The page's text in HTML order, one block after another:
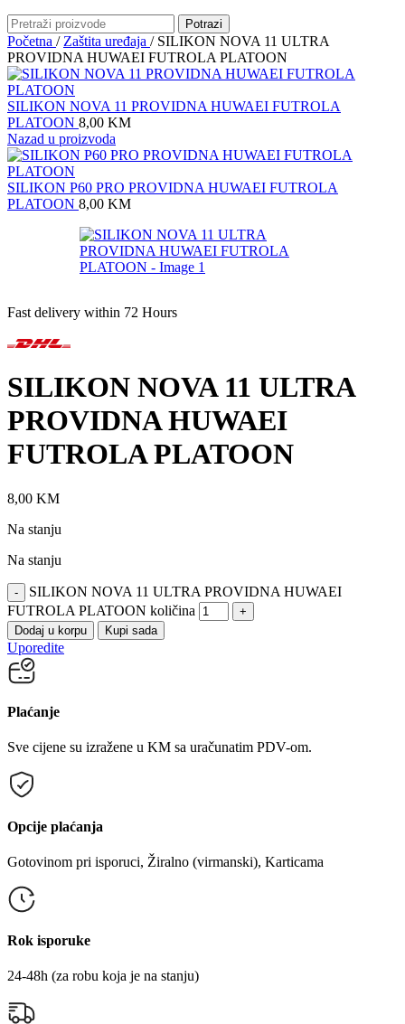
Potrazi
Početna / Zaštita uređaja / SILIKON NOVA 11 ULTRA
PROVIDNA HUWAEI FUTROLA PLATOON
SILIKON NOVA 11 PROVIDNA HUWAEI FUTROLA
PLATOON 8,00 KM
Nazad u proizvoda
SILIKON P60 PRO PROVIDNA HUWAEI FUTROLA
PLATOON 8,00 KM
Fast delivery within 72 Hours
SILIKON NOVA 11 ULTRA
PROVIDNA HUWAEI
FUTROLA PLATOON
8,00 KM
Na stanju
Na stanju
-
SILIKON NOVA 11 ULTRA PROVIDNA HUWAEI
FUTROLA PLATOON količina
+
Dodaj u korpu
Kupi sada
Uporedite
Plaćanje
Sve cijene su izražene u KM sa uračunatim PDV-om.
Opcije plaćanja
Gotovinom pri isporuci, Žiralno (virmanski), Karticama
Rok isporuke
24-48h (za robu koja je na stanju)